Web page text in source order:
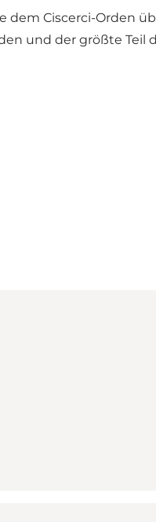
dem Ciscerci-Orden
und der größte Teil